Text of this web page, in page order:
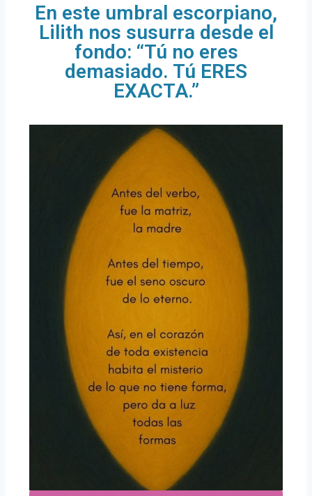
En este umbral escorpiano,
Lilith nos susurra desde el
fondo: “Tú no eres
demasiado. Tú ERES
EXACTA.”